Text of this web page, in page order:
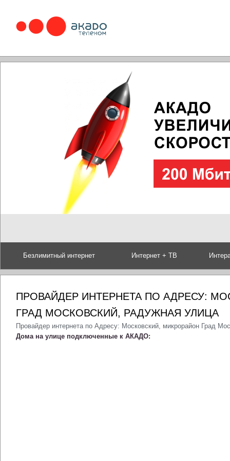
Безлимитный интернет Интернет + ТВ
ПРОВАЙДЕР ИНТЕРНЕТА ПО АДРЕСУ:
ГРАД МОСКОВСКИЙ, РАДУЖНАЯ УЛИЦА
Провайдер интернета по Адресу: Московский, микрорайон Град
Дома на улице подключенные к АКАДО: